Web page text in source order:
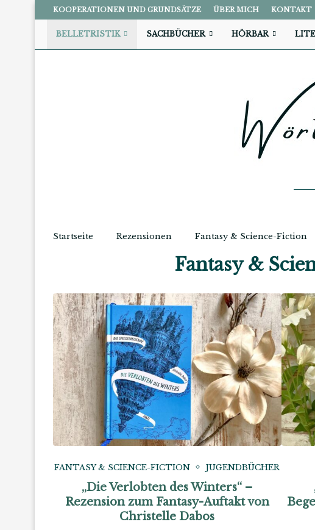
KOOPERATIONEN UND GRUNDSÄTZE ÜBER MICH KONTAKT
BELLETRISTIK SACHBÜCHER HÖRBAR
Startseite Rezensionen Fantasy & Science-Fiction
Fantasy &
FANTASY & SCIENCE-FICTION JUGENDBÜCHER
„Die Verlobten des Winters“ –
Rezension zum Fantasy-Auftakt von
Christelle Dabos